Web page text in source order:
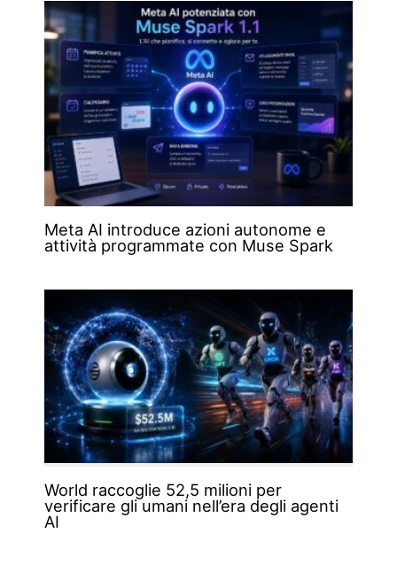
Meta AI introduce azioni autonome e
attività programmate con Muse Spark
World raccoglie 52,5 milioni per
verificare gli umani nell’era degli agenti
AI